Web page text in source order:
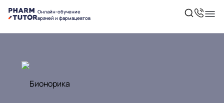
Онлайн-обучение
врачей и фармацевтов